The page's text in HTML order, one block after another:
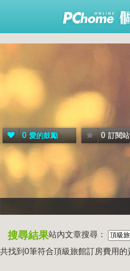
0 愛的鼓勵 0 訂閱
搜尋結果站內文章搜尋：
共找到0筆符合頂級旅館訂房費用 的